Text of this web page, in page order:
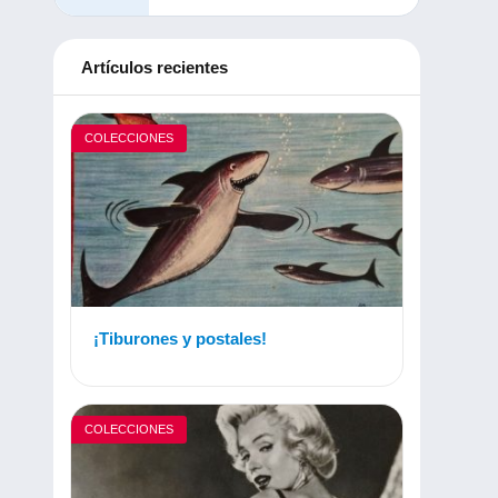
Artículos recientes
COLECCIONES
¡Tiburones y postales!
COLECCIONES